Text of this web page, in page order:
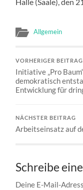
Allgemein
VORHERIGER BEITRAG
Initiative „Pro
demokratisch
Entwicklung für
NÄCHSTER BEITRAG
Arbeitseinsatz auf
Schreibe
Deine E-Mail-